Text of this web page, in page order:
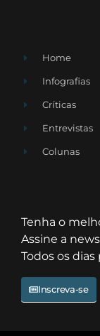
Home
Infografias
Críticas
Entrevistas
Colunas
Tenha o
Assine a
Todos os
Inscreva-se